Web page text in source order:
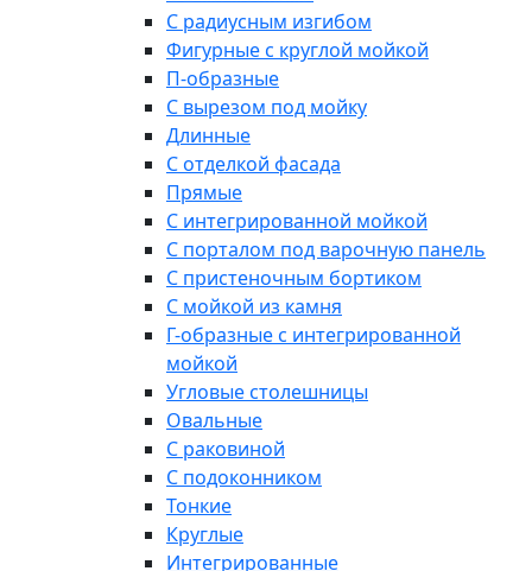
С радиусным изгибом
Фигурные с круглой мойкой
П-образные
С вырезом под мойку
Длинные
С отделкой фасада
Прямые
С интегрированной мойкой
С порталом под варочную панель
С пристеночным бортиком
С мойкой из камня
Г-образные с интегрированной
мойкой
Угловые столешницы
Овальные
C раковиной
C подоконником
Тонкие
Круглые
Интегрированные